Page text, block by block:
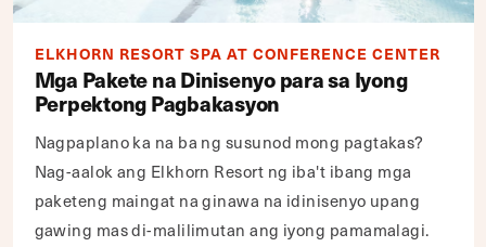
ELKHORN RESORT SPA AT CONFERENCE CENTER
Mga Pakete na Dinisenyo para sa Iyong
Perpektong Pagbakasyon
Nagpaplano ka na ba ng susunod mong pagtakas?
Nag-aalok ang Elkhorn Resort ng iba't ibang mga
paketeng maingat na ginawa na idinisenyo upang
gawing mas di-malilimutan ang iyong pamamalagi.